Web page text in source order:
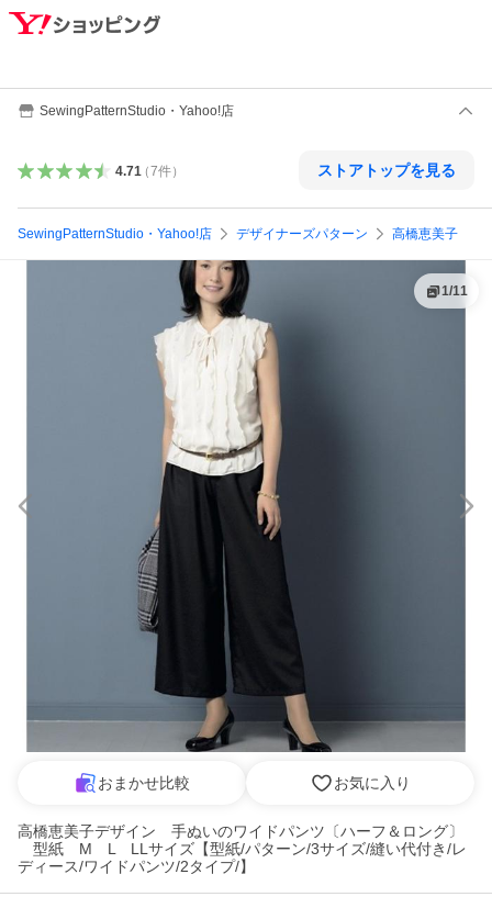
SewingPatternStudio・Yahoo!店
4.71（7件） ストアトップを見る
SewingPatternStudio・Yahoo!店 デザイナーズパターン 高橋恵美子
1/11
おまかせ比較 お気に入り
高橋恵美子デザイン 手ぬいのワイドパンツ〔ハーフ＆ロング〕
型紙 M L LLサイズ【型紙/パターン/3サイズ/縫い代付き/レ
ディース/ワイドパンツ/2タイプ/】